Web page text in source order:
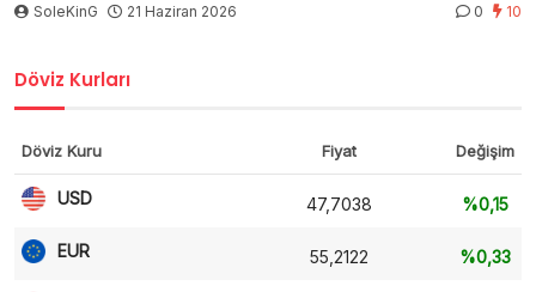
SoleKinG 21 Haziran 2026 0 10
Döviz Kurları
Döviz Kuru Fiyat Değişim
USD 47,7038 %0,15
EUR 55,2122 %0,33